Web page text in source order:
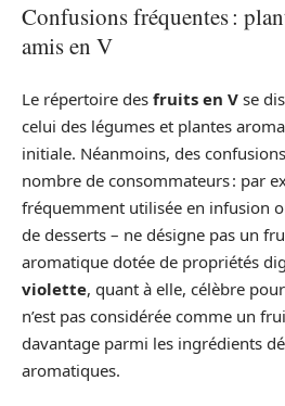
Confusions fréquentes :
amis en V
Le répertoire des fruits en V se
celui des légumes et plantes
initiale. Néanmoins, des
nombre de consommateurs : par
fréquemment utilisée en infusion
de desserts – ne désigne pas un
aromatique dotée de propriétés
violette, quant à elle, célèbre
n’est pas considérée comme un
davantage parmi les ingrédients
aromatiques.